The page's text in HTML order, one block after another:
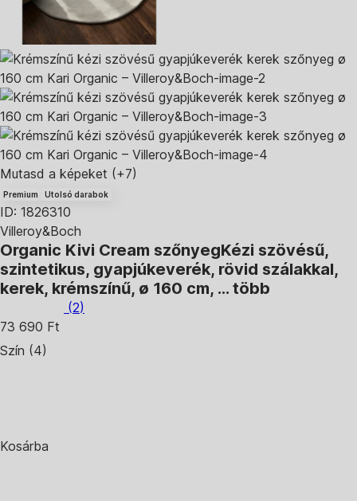
Mutasd a képeket (+7)
Premium Utolsó darabok
ID: 1826310
Villeroy&Boch
Organic Kivi Cream szőnyegKézi szövésű,
szintetikus, gyapjúkeverék, rövid szálakkal,
kerek, krémszínű, ø 160 cm, … több
(2)
73 690 Ft
Szín (4)
Kosárba